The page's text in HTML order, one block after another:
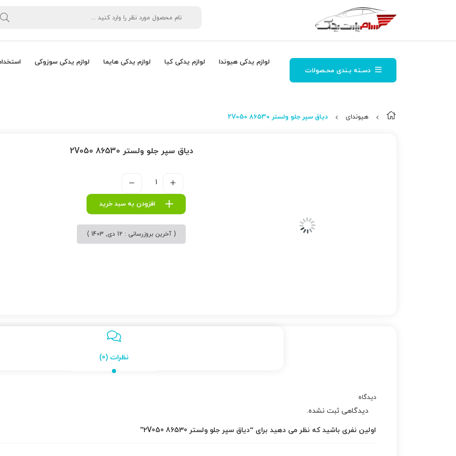
دسـته بـندی محـصولات
لوازم یدکی هیوندا لوازم یدکی کیا لوازم یدکی هایما لوازم یدکی سوزوکی
هیوندای دیاق سپر جلو ولستر 86530 2V050
دیاق سپر جلو ولستر 86530 2V050
افزودن به سبد خرید
( آخرین بروزرسانی : 12 دی, 1403 )
نظرات (0)
دیدگاه
دیدگاهی ثبت نشده.
اولین نفری باشید که نظر می دهید برای “دیاق سپر جلو ولستر 86530 2V050”